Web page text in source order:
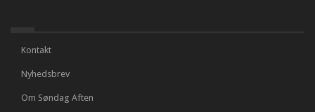
Kontakt
Nyhedsbrev
Om Søndag Aften